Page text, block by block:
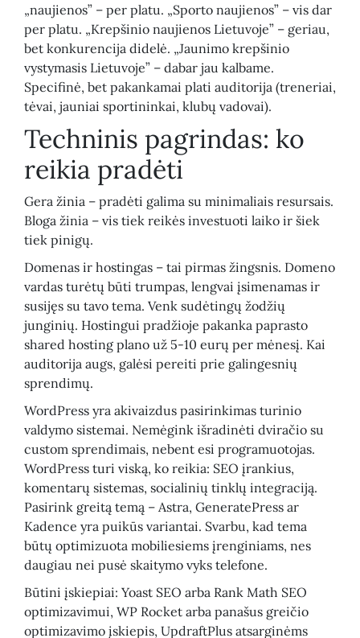
„naujienos” – per platu. „Sporto naujienos” – vis dar
per platu. „Krepšinio naujienos Lietuvoje” – geriau,
bet konkurencija didelė. „Jaunimo krepšinio
vystymasis Lietuvoje” – dabar jau kalbame.
Specifinė, bet pakankamai plati auditorija (treneriai,
tėvai, jauniai sportininkai, klubų vadovai).
Techninis pagrindas: ko
reikia pradėti
Gera žinia – pradėti galima su minimaliais resursais.
Bloga žinia – vis tiek reikės investuoti laiko ir šiek
tiek pinigų.
Domenas ir hostingas – tai pirmas žingsnis. Domeno
vardas turėtų būti trumpas, lengvai įsimenamas ir
susijęs su tavo tema. Venk sudėtingų žodžių
junginių. Hostingui pradžioje pakanka paprasto
shared hosting plano už 5-10 eurų per mėnesį. Kai
auditorija augs, galėsi pereiti prie galingesnių
sprendimų.
WordPress yra akivaizdus pasirinkimas turinio
valdymo sistemai. Nemėgink išradinėti dviračio su
custom sprendimais, nebent esi programuotojas.
WordPress turi viską, ko reikia: SEO įrankius,
komentarų sistemas, socialinių tinklų integraciją.
Pasirink greitą temą – Astra, GeneratePress ar
Kadence yra puikūs variantai. Svarbu, kad tema
būtų optimizuota mobiliesiems įrenginiams, nes
daugiau nei pusė skaitymo vyks telefone.
Būtini įskiepiai: Yoast SEO arba Rank Math SEO
optimizavimui, WP Rocket arba panašus greičio
optimizavimo įskiepis, UpdraftPlus atsarginėms